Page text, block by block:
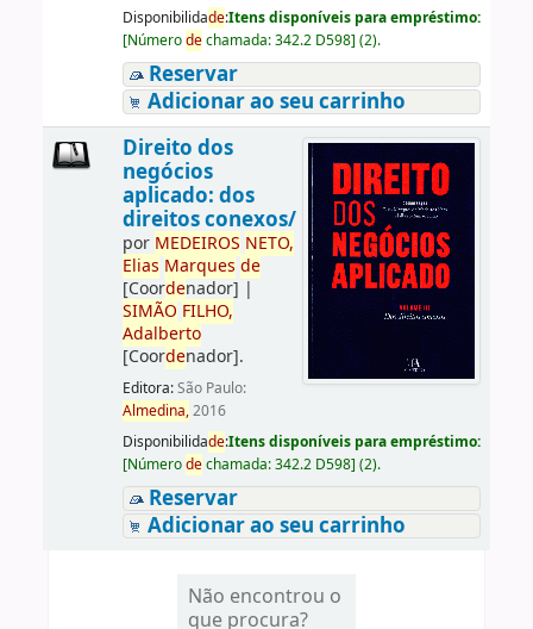
Disponibilidade:Itens disponíveis para empréstimo:
[Númerodechamada:342.2 D598] (2).
Reservar
Adicionar ao seu carrinho
Direito dos
negócios
aplicado: dos
direitos conexos/
por MEDEIROS NETO,
Elias Marques de
[Coordenador] |
SIMÃO FILHO,
Adalberto
[Coordenador].
Editora:São Paulo:
Almedina,2016
Disponibilidade:Itens disponíveis para empréstimo:
[Númerodechamada:342.2 D598] (2).
Reservar
Adicionar ao seu carrinho
Não encontrou o
que procura?